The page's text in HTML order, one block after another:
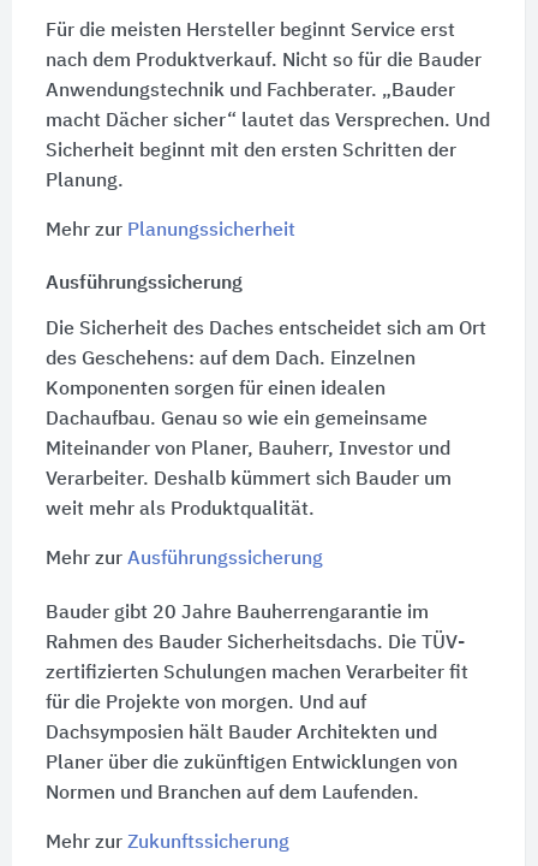
Für die meisten Hersteller beginnt Service erst
nach dem Produktverkauf. Nicht so für die Bauder
Anwendungstechnik und Fachberater. „Bauder
macht Dächer sicher“ lautet das Versprechen. Und
Sicherheit beginnt mit den ersten Schritten der
Planung.
Mehr zur Planungssicherheit
Ausführungssicherung
Die Sicherheit des Daches entscheidet sich am Ort
des Geschehens: auf dem Dach. Einzelnen
Komponenten sorgen für einen idealen
Dachaufbau. Genau so wie ein gemeinsame
Miteinander von Planer, Bauherr, Investor und
Verarbeiter. Deshalb kümmert sich Bauder um
weit mehr als Produktqualität.
Mehr zur Ausführungssicherung
Bauder gibt 20 Jahre Bauherrengarantie im
Rahmen des Bauder Sicherheitsdachs. Die TÜV-
zertifizierten Schulungen machen Verarbeiter fit
für die Projekte von morgen. Und auf
Dachsymposien hält Bauder Architekten und
Planer über die zukünftigen Entwicklungen von
Normen und Branchen auf dem Laufenden.
Mehr zur Zukunftssicherung